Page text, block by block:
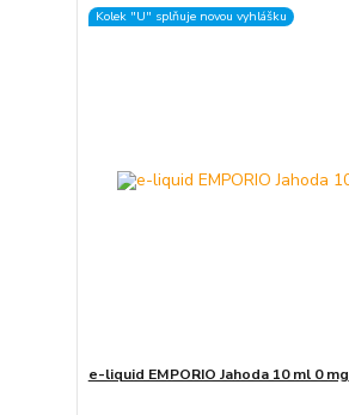
Kolek "U" splňuje novou vyhlášku
e-liquid EMPORIO Jahoda 10 ml 0 mg